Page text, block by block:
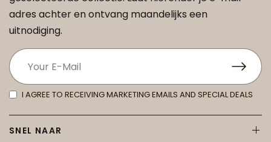
adres achter en ontvang maandelijks een
uitnodiging.
I AGREE TO RECEIVING MARKETING EMAILS AND SPECIAL DEALS
SNEL NAAR